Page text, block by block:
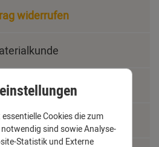
widerrufen
Jobs
Cookies die zum
sind sowie Analyse-
Statistik und Externe